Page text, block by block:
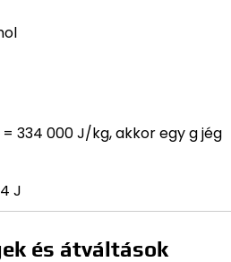
= 334 000 J/kg, akkor egy g jég
J
és átváltások